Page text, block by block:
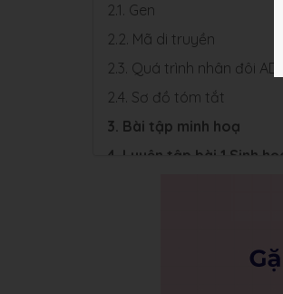
2.1. Gen
2.2. Mã di truyền
2.3. Quá trình nhân đôi ADN
2.4. Sơ đồ tóm tắt
3. Bài tập minh hoạ
4. Luyện tập bài 1 Sinh